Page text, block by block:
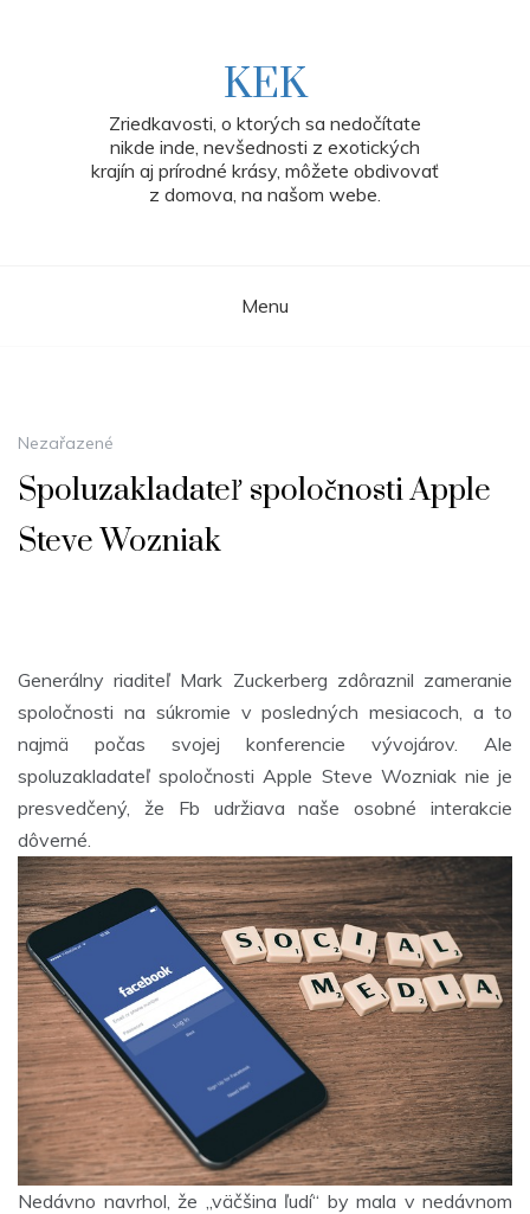
KEK
Zriedkavosti, o ktorých sa nedočítate
nikde inde, nevšednosti z exotických
krajín aj prírodné krásy, môžete obdivovať
z domova, na našom webe.
Menu
Nezařazené
Spoluzakladateľ spoločnosti Apple
Steve Wozniak
Generálny riaditeľ Mark Zuckerberg zdôraznil zameranie
spoločnosti na súkromie v posledných mesiacoch, a to
najmä počas svojej konferencie vývojárov. Ale
spoluzakladateľ spoločnosti Apple Steve Wozniak nie je
presvedčený, že Fb udržiava naše osobné interakcie
dôverné.
Nedávno navrhol, že „väčšina ľudí“ by mala v nedávnom